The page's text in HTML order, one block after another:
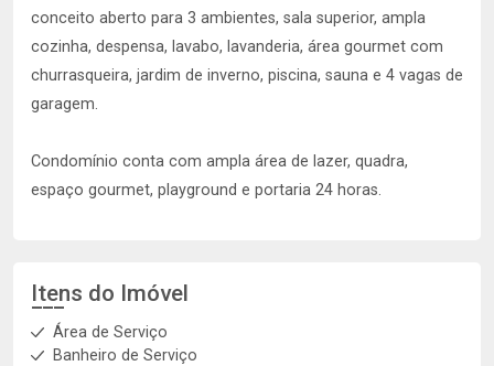
conceito aberto para 3 ambientes, sala superior, ampla
cozinha, despensa, lavabo, lavanderia, área gourmet com
churrasqueira, jardim de inverno, piscina, sauna e 4 vagas de
garagem.
Condomínio conta com ampla área de lazer, quadra,
espaço gourmet, playground e portaria 24 horas.
Itens do Imóvel
Área de Serviço
Banheiro de Serviço